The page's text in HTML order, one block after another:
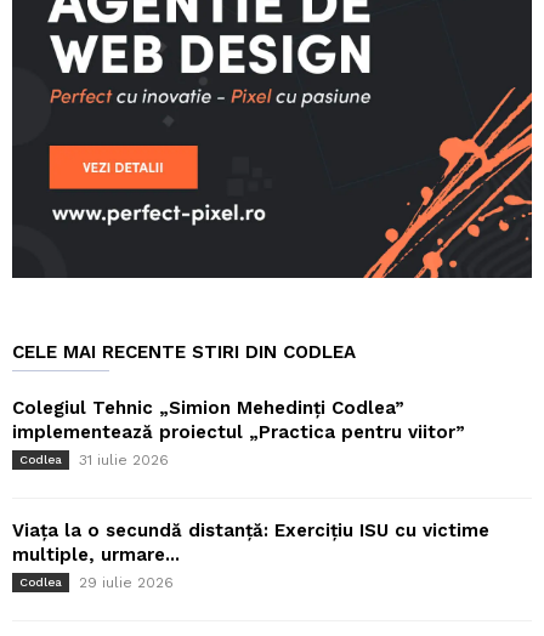
CELE MAI RECENTE STIRI DIN CODLEA
Colegiul Tehnic „Simion Mehedinți Codlea”
implementează proiectul „Practica pentru viitor”
Codlea 31 iulie 2026
Viața la o secundă distanță: Exercițiu ISU cu victime
multiple, urmare...
Codlea 29 iulie 2026